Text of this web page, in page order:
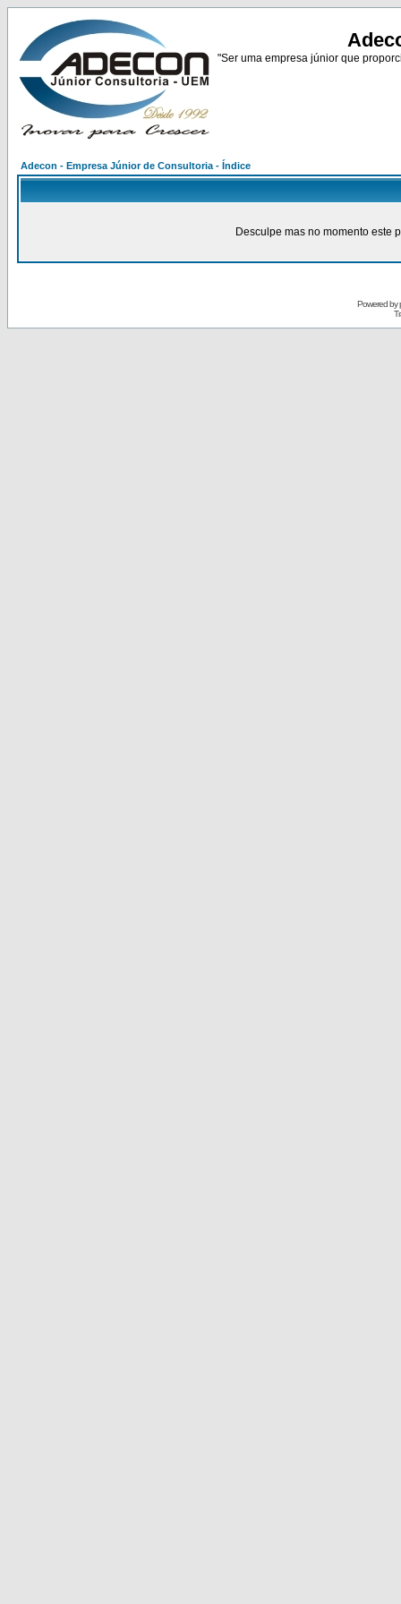
"Ser uma empresa júnior que
Adecon - Empresa Júnior de Consultoria - Índice
Desculpe mas no momento este
Powered by